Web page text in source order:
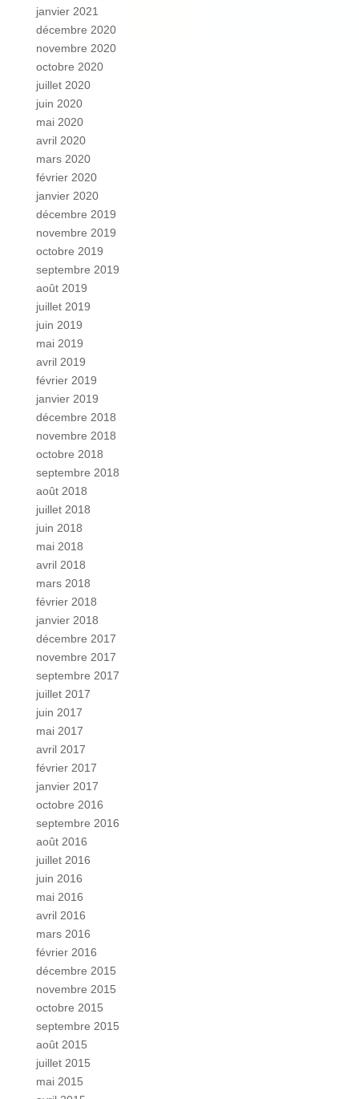
janvier 2021
décembre 2020
novembre 2020
octobre 2020
juillet 2020
juin 2020
mai 2020
avril 2020
mars 2020
février 2020
janvier 2020
décembre 2019
novembre 2019
octobre 2019
septembre 2019
août 2019
juillet 2019
juin 2019
mai 2019
avril 2019
février 2019
janvier 2019
décembre 2018
novembre 2018
octobre 2018
septembre 2018
août 2018
juillet 2018
juin 2018
mai 2018
avril 2018
mars 2018
février 2018
janvier 2018
décembre 2017
novembre 2017
septembre 2017
juillet 2017
juin 2017
mai 2017
avril 2017
février 2017
janvier 2017
octobre 2016
septembre 2016
août 2016
juillet 2016
juin 2016
mai 2016
avril 2016
mars 2016
février 2016
décembre 2015
novembre 2015
octobre 2015
septembre 2015
août 2015
juillet 2015
mai 2015